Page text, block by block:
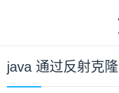
java 通过反射克隆